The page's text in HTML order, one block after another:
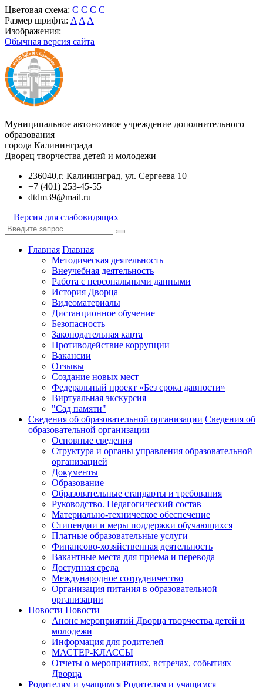
Цветовая схема: C C C C
Размер шрифта: A A A
Изображения:
Обычная версия сайта
Муниципальное автономное учреждение дополнительного
образования
города Калининграда
Дворец творчества детей и молодежи
236040,г. Калининград, ул. Сергеева 10
+7 (401) 253-45-55
dtdm39@mail.ru
Версия для слабовидящих
Главная Главная
Методическая деятельность
Внеучебная деятельность
Работа с персональными данными
История Дворца
Видеоматериалы
Дистанционное обучение
Безопасность
Законодательная карта
Противодействие коррупции
Вакансии
Отзывы
Создание новых мест
Федеральный проект «Без срока давности»
Виртуальная экскурсия
"Сад памяти"
Сведения об образовательной организации Сведения об
образовательной организации
Основные сведения
Структура и органы управления образовательной
организацией
Документы
Образование
Образовательные стандарты и требования
Руководство. Педагогический состав
Материально-техническое обеспечение
Стипендии и меры поддержки обучающихся
Платные образовательные услуги
Финансово-хозяйственная деятельность
Вакантные места для приема и перевода
Доступная среда
Международное сотрудничество
Организация питания в образовательной
организации
Новости Новости
Анонс мероприятий Дворца творчества детей и
молодежи
Информация для родителей
МАСТЕР-КЛАССЫ
Отчеты о мероприятиях, встречах, событиях
Дворца
Родителям и учащимся Родителям и учащимся